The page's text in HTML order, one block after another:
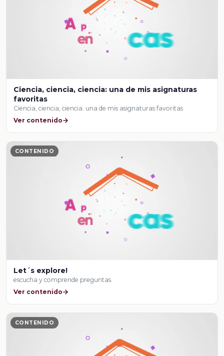
Ciencia, ciencia, ciencia: una de mis asignaturas
favoritas
Ciencia, ciencia, ciencia: una de mis asignaturas favoritas
Ver contenido
CONTENIDO
Let´s explore!
escucha y comprende preguntas.
Ver contenido
CONTENIDO